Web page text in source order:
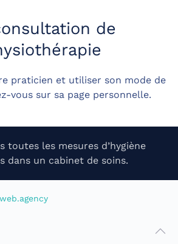
de
praticien et utiliser son mode de
vous sur sa page personnelle.
toutes les mesures d’hygiène
dans un cabinet de soins.